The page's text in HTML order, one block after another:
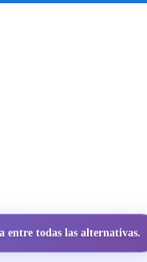
entre todas las alternativas.